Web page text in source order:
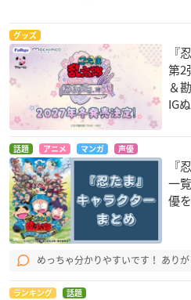
グッズ
『
第2
＆
IG
話題 アニメ マンガ 声優
『
一
優
めっちゃ分かりやすいです！ あり
ランキング 話題